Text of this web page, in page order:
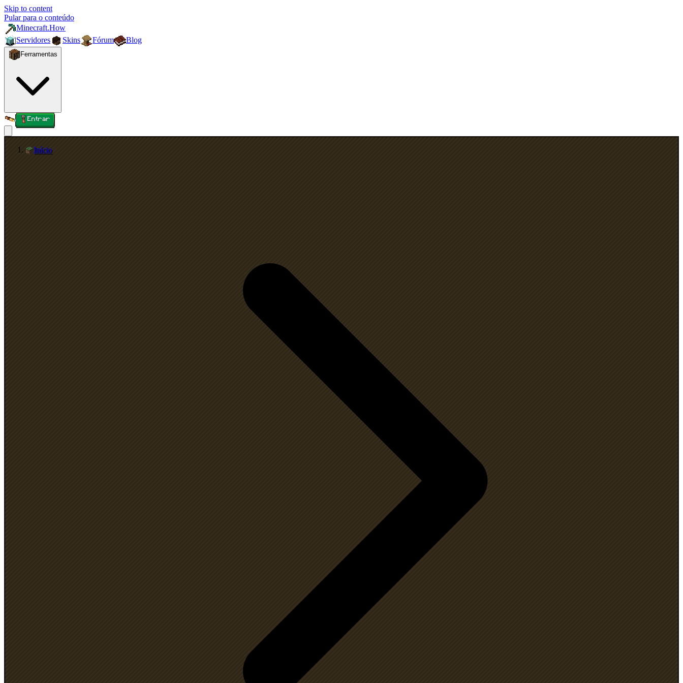
Skip to content
Pular para o conteúdo
Minecraft.How
Servidores
Skins Fórum Blog
Ferramentas
Entrar
Início